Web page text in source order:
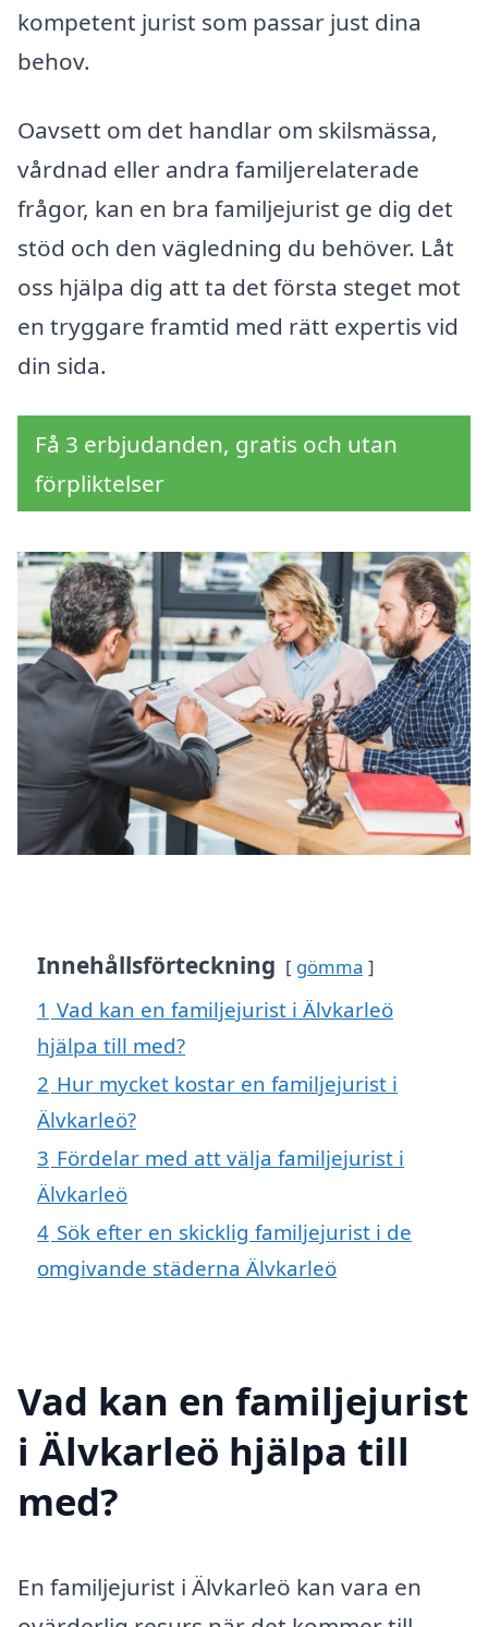
kompetent jurist som passar just dina
behov.
Oavsett om det handlar om skilsmässa,
vårdnad eller andra familjerelaterade
frågor, kan en bra familjejurist ge dig det
stöd och den vägledning du behöver. Låt
oss hjälpa dig att ta det första steget mot
en tryggare framtid med rätt expertis vid
din sida.
Få 3 erbjudanden, gratis och utan
förpliktelser
Innehållsförteckning gömma
1 Vad kan en familjejurist i Älvkarleö
hjälpa till med?
2 Hur mycket kostar en familjejurist i
Älvkarleö?
3 Fördelar med att välja familjejurist i
Älvkarleö
4 Sök efter en skicklig familjejurist i de
omgivande städerna Älvkarleö
Vad kan en familjejurist
i Älvkarleö hjälpa till
med?
En familjejurist i Älvkarleö kan vara en